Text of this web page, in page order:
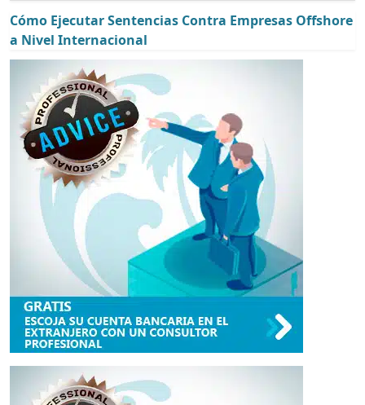
Cómo Ejecutar Sentencias Contra Empresas Offshore
a Nivel Internacional